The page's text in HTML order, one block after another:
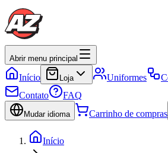
Abrir menu principal
Início Loja Uniformes
Contato
FAQ
Mudar idioma Carrinho de compras
Início